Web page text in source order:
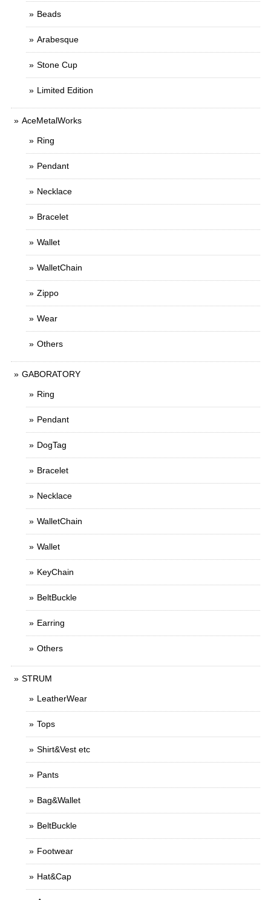
Beads
Arabesque
Stone Cup
Limited Edition
AceMetalWorks
Ring
Pendant
Necklace
Bracelet
Wallet
WalletChain
Zippo
Wear
Others
GABORATORY
Ring
Pendant
DogTag
Bracelet
Necklace
WalletChain
Wallet
KeyChain
BeltBuckle
Earring
Others
STRUM
LeatherWear
Tops
Shirt&Vest etc
Pants
Bag&Wallet
BeltBuckle
Footwear
Hat&Cap